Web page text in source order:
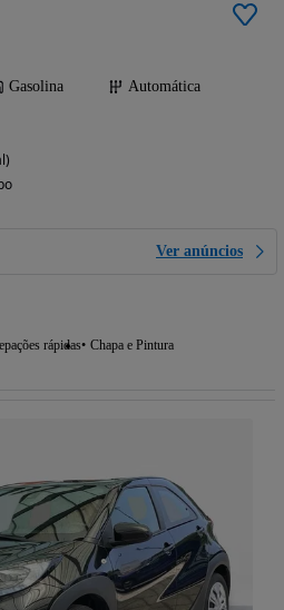
Gasolina
Automática
Ver anúncios
rápidas Chapa e Pintura